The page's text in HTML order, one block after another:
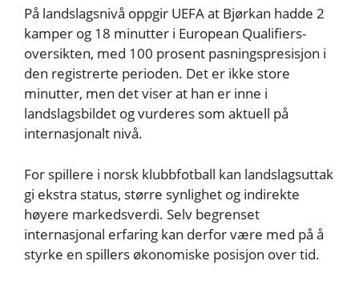
På landslagsnivå oppgir UEFA at Bjørkan hadde 2
kamper og 18 minutter i European Qualifiers-
oversikten, med 100 prosent pasningspresisjon i
den registrerte perioden. Det er ikke store
minutter, men det viser at han er inne i
landslagsbildet og vurderes som aktuell på
internasjonalt nivå.
For spillere i norsk klubbfotball kan landslagsuttak
gi ekstra status, større synlighet og indirekte
høyere markedsverdi. Selv begrenset
internasjonal erfaring kan derfor være med på å
styrke en spillers økonomiske posisjon over tid.